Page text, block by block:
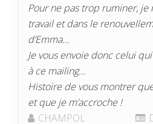
Pour ne pas trop ruminer, je
travail et dans le
d’Emma…
Je vous envoie donc celui
à ce mailing…
Histoire de vous montrer
et que je m’accroche !
CHAMPOL